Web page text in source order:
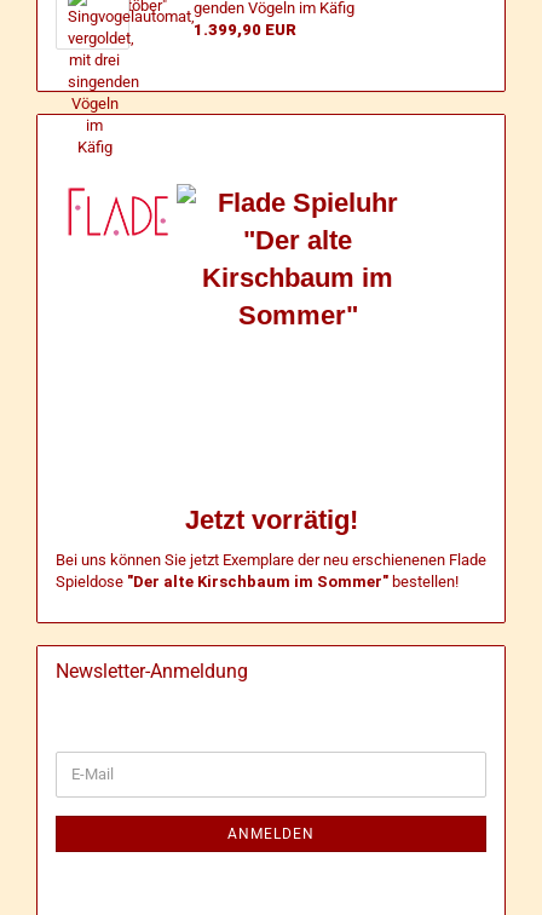
gen­den Vö­geln im Käfig
1.399,90 EUR
Jetzt vorrätig!
Bei uns können Sie jetzt Exemplare der neu erschienenen Flade
Spieldose "Der alte Kirschbaum im Sommer" bestellen!
Newsletter-Anmeldung
ZUR
E-
Mail
ANMELDEN